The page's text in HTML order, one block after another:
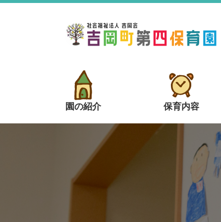
園の紹介 保育内容